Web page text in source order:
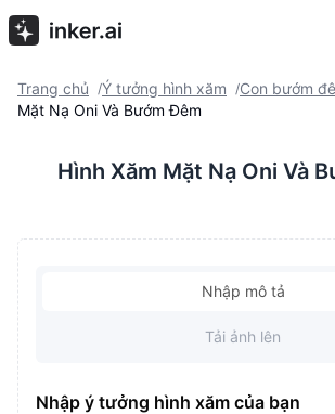
Trang chủ /Ý tưởng hình xăm /Con bướm
Mặt Nạ Oni Và Bướm Đêm
Hình Xăm Mặt Nạ Oni Và
Nhập mô tả
Tải ảnh lên
Nhập ý tưởng hình xăm của bạn